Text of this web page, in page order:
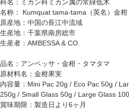
科名：ミカン科ミカン属の常緑低木
名称： Kumquat tama-tama（英名）金柑
原産地：中国の長江中流域
生産地：千葉県南房総市
生産者：AMBESSA & CO.
品名：アンベッサ・金柑・タマタマ
原材料名：金柑果実
内容量：Mini Pac 20g / Eco Pac 50g /
250g / Small Glass 50g / Large Glass
賞味期限：製造日より6ヶ月